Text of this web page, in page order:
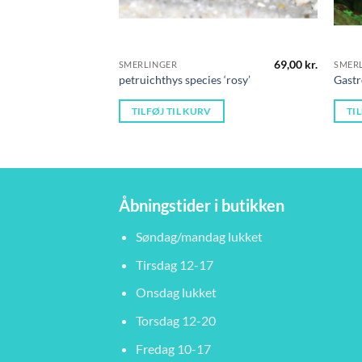
SMERLINGER
petruichthys species ‘rosy’
69,00 kr.
TILFØJ TIL KURV
Åbningstider i butikken
Søndag/mandag lukket
Tirsdag 12-17
Onsdag lukket
Torsdag 12-20
Fredag 10-17